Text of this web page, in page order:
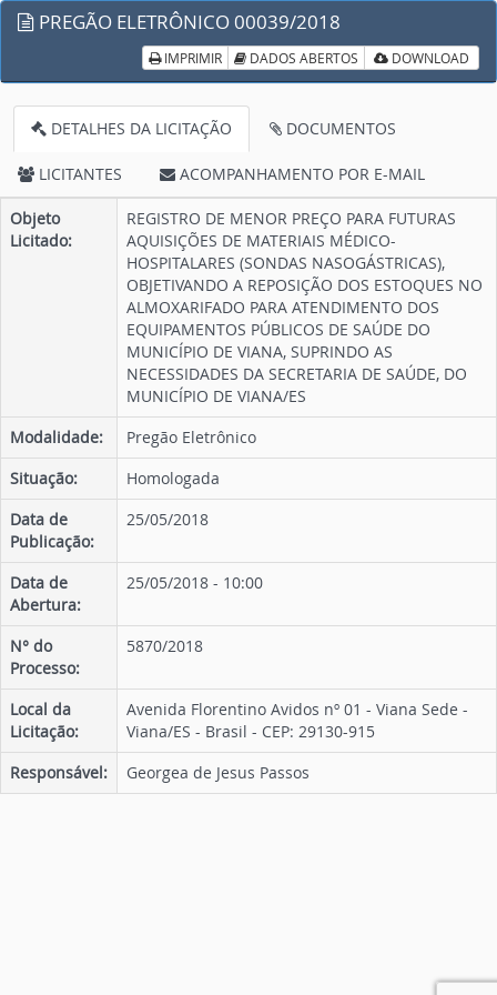
PREGÃO ELETRÔNICO 00039/2018
IMPRIMIR DADOS ABERTOS DOWNLOAD
DETALHES DA LICITAÇÃO DOCUMENTOS
LICITANTES ACOMPANHAMENTO POR E-MAIL
Objeto
Licitado:
REGISTRO DE MENOR PREÇO PARA FUTURAS
AQUISIÇÕES DE MATERIAIS MÉDICO-
HOSPITALARES (SONDAS NASOGÁSTRICAS),
OBJETIVANDO A REPOSIÇÃO DOS ESTOQUES NO
ALMOXARIFADO PARA ATENDIMENTO DOS
EQUIPAMENTOS PÚBLICOS DE SAÚDE DO
MUNICÍPIO DE VIANA, SUPRINDO AS
NECESSIDADES DA SECRETARIA DE SAÚDE, DO
MUNICÍPIO DE VIANA/ES
Modalidade:
Pregão Eletrônico
Situação:
Homologada
Data de
Publicação:
25/05/2018
Data de
Abertura:
25/05/2018 - 10:00
N° do
Processo:
5870/2018
Local da
Licitação:
Avenida Florentino Avidos nº 01 - Viana Sede -
Viana/ES - Brasil - CEP: 29130-915
Responsável:
Georgea de Jesus Passos